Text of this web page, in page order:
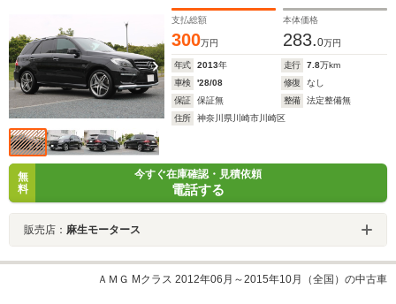
支払総額
300万円
本体価格
283.0万円
年式 2013年 走行 7.8万km
車検
'28/08 修復
なし
保証
保証無 整備
法定整備無
住所
神奈川県川崎市川崎区
無
料
今すぐ在庫確認・見積依頼
電話する
販売店： 麻生モータース
ＡＭＧ Mクラス 2012年06月～2015年10月（全国）の中古車